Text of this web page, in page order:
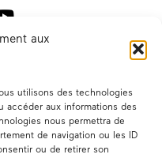
aux
utilisons des technologies
accéder aux informations des
nous permettra de
de navigation ou les ID
ou de retirer son